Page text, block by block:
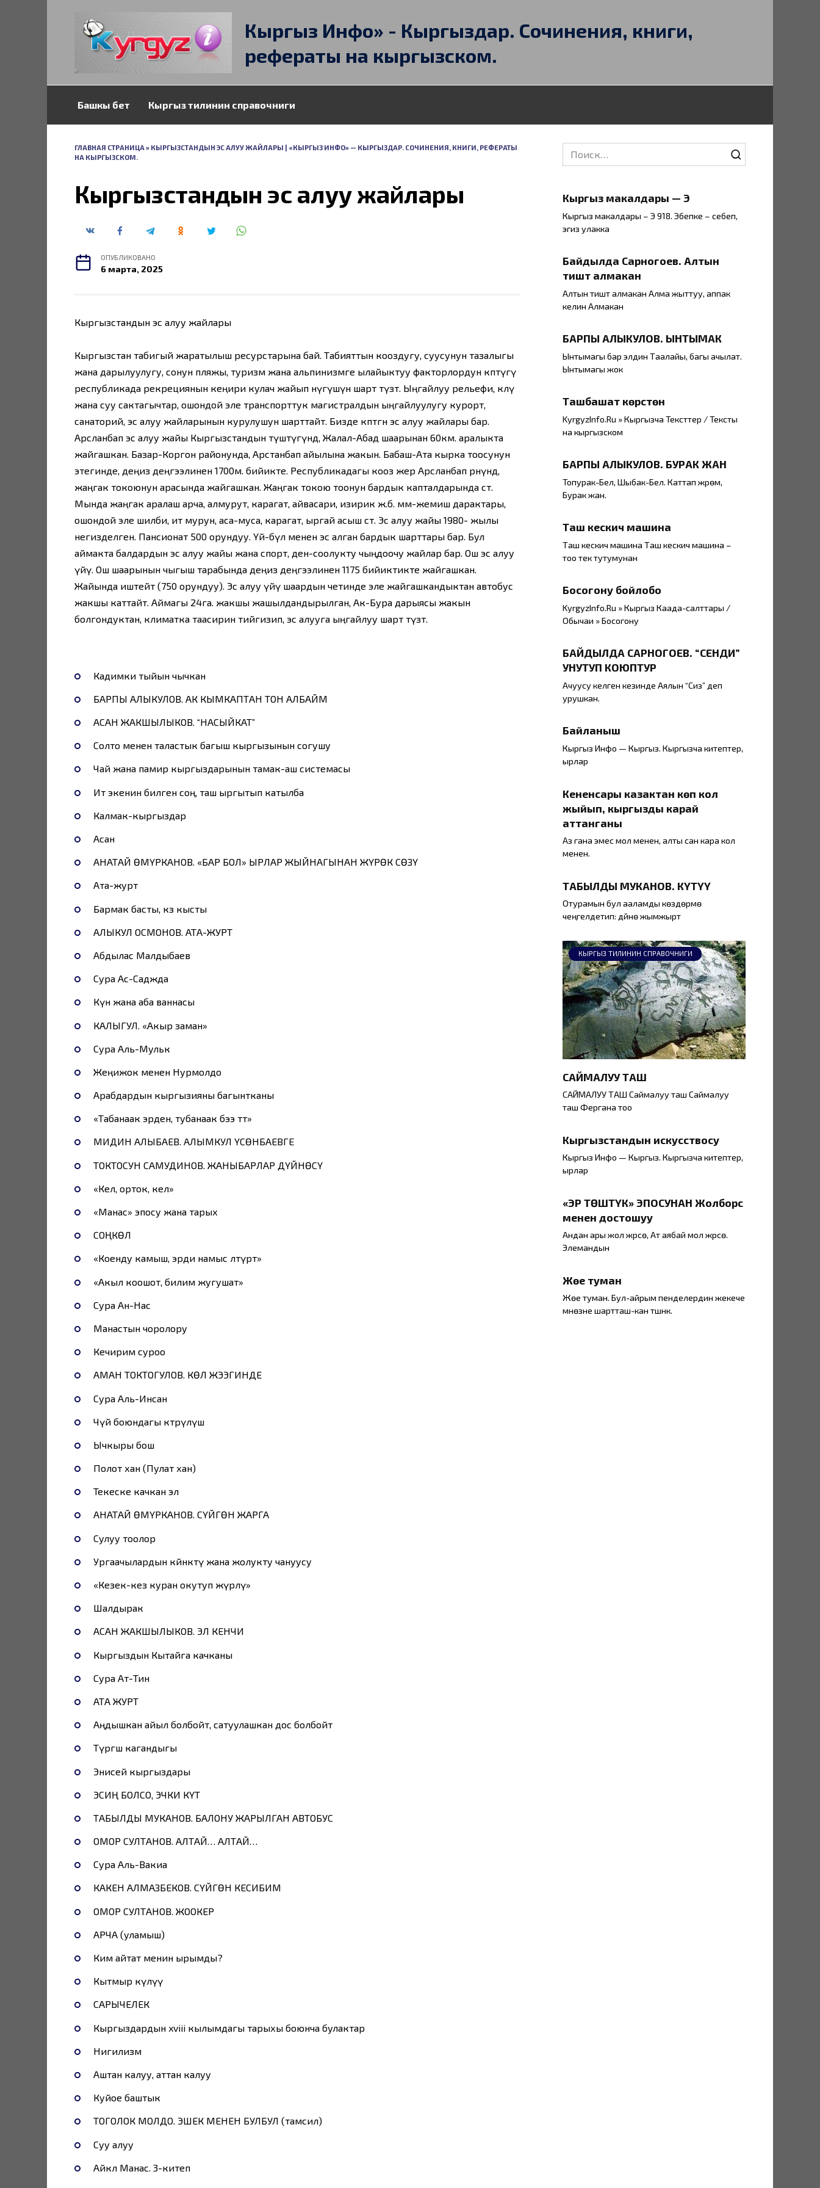
Кыргыз Инфо» - Кыргыздар. Сочинения, книги,
рефераты на кыргызском.
Башкы бет Кыргыз тилинин справочниги
ГЛАВНАЯ СТРАНИЦА» КЫРГЫЗСТАНДЫН ЭС АЛУУ ЖАЙЛАРЫ | «КЫРГЫЗ ИНФО» — КЫРГЫЗДАР. СОЧИНЕНИЯ, КНИГИ, РЕФЕРАТЫ
НА КЫРГЫЗСКОМ.
Кыргызстандын эс алуу жайлары
ОПУБЛИКОВАНО
6 марта, 2025
Кыргызстандын эс алуу жайлары
Кыргызстан табигый жаратылыш ресурстарына бай. Табияттын кооздугу, суусунун тазалыгы
жана дарылуулугу, сонун пляжы, туризм жана альпинизмге ылайыктуу факторлордун көптүгү
республикада рекрециянын кеңири кулач жайып өнүгүшүнө шарт түзөт. Ыңгайлуу рельефи, көлү
жана суу сактагычтар, ошондой эле транспорттук магистралдын ыңгайлуулугу курорт,
санаторий, эс алуу жайларынын курулушун шарттайт. Бизде көптөгөн эс алуу жайлары бар.
Арсланбап эс алуу жайы Кыргызстандын түштүгүндө, Жалал-Абад шаарынан 60км. аралыкта
жайгашкан. Базар-Коргон районунда, Арстанбап айылына жакын. Бабаш-Ата кырка тоосунун
этегинде, деңиз деңгээлинен 1700м. бийикте. Республикадагы кооз жер Арсланбап өрөөнүндө,
жаңгак токоюнун арасында жайгашкан. Жаңгак токою тоонун бардык капталдарында өсөт.
Мында жаңгак аралаш арча, алмурут, карагат, айвасари, изирик ж.б. мөмө-жемиш дарактары,
ошондой эле шилби, ит мурун, аса-муса, карагат, ыргай асыш өсөт. Эс алуу жайы 1980- жылы
негизделген. Пансионат 500 орундуу. Үй-бүлөө менен эс алган бардык шарттары бар. Бул
аймакта балдардын эс алуу жайы жана спорт, ден-соолукту чыңдоочу жайлар бар. Ош эс алуу
үйү. Ош шаарынын чыгыш тарабында деңиз деңгээлинен 1175 бийиктикте жайгашкан.
Жайында иштейт (750 орундуу). Эс алуу үйү шаардын четинде эле жайгашкандыктан автобус
жакшы каттайт. Аймагы 24га. жакшы жашылдандырылган, Ак-Бура дарыясы жакын
болгондуктан, климатка таасирин тийгизип, эс алууга ыңгайлуу шарт түзөт.
Кадимки тыйын чычкан
БАРПЫ АЛЫКУЛОВ. АК КЫМКАПТАН ТОН АЛБАЙМ
АСАН ЖАКШЫЛЫКОВ. “НАСЫЙКАТ”
Cолто менен таластык багыш кыргызынын согушу
Чaй жaнa пaмир кыргыздaрынын тaмaк-aш систeмaсы
Ит экенин билген соң, таш ыргытып катылба
Калмак-кыргыздар
Асан
АНАТАЙ ӨМҮРКАНОВ. «БАР БОЛ» ЫРЛАР ЖЫЙНАГЫНАН ЖҮРӨК СӨЗҮ
Ата-журт
Бармак басты, көз кысты
АЛЫКУЛ ОСМОНОВ. АТА-ЖУРТ
Абдылас Малдыбаев
Сура Ас-Саджда
Күн жана аба ваннасы
КАЛЫГУЛ. «Акыр заман»
Сура Аль-Мульк
Жеңижок менен Нурмолдо
Арабдардын кыргызияны багынтканы
«Табанаак эрден, тубанаак бээ өтөт»
МИДИН АЛЫБАЕВ. АЛЫМКУЛ ҮСӨНБАЕВГЕ
ТОКТОСУН САМУДИНОВ. ЖАНЫБАРЛАР ДҮЙНӨСҮ
«Кел, орток, кел»
«Манас» эпосу жана тарых
СОҢКӨЛ
«Коенду камыш, эрди намыс өлтүрөт»
«Акыл коошот, билим жугушат»
Сура Ан-Нас
Манастын чоролору
Кечирим суроо
АМАН ТОКТОГУЛОВ. КӨЛ ЖЭЭГИНДЕ
Сура Аль-Инсан
Чүй боюндагы көтөрүлүш
Ычкыры бош
Полот хан (Пулат хан)
Текеске качкан эл
АНАТАЙ ӨМҮРКАНОВ. СҮЙГӨН ЖАРГА
Cулуу тоолор
Ургаачылардын көйнөктү жана жолукту чануусу
«Кезек-кез куран окутуп жүрөлү»
Шалдырак
АСАН ЖАКШЫЛЫКОВ. ЭЛ КЕНЧИ
Кыргыздын Кытайга качканы
Сура Ат-Тин
АТА ЖУРТ
Аңдышкан айыл болбойт, сатуулашкан дос болбойт
Түргөш кагандыгы
Энисей кыргыздары
ЭСИҢ БОЛСО, ЭЧКИ КҮТ
ТАБЫЛДЫ МУКАНОВ. БАЛОНУ ЖАРЫЛГАН АВТОБУС
ОМОР СУЛТАНОВ. АЛТАЙ… АЛТАЙ…
Сура Аль-Вакиа
КАКЕН АЛМАЗБЕКОВ. СҮЙГӨН КЕСИБИМ
ОМОР СУЛТАНОВ. ЖООКЕР
АРЧА (уламыш)
Ким айтат менин ырымды?
Кытмыр күлүү
САРЫЧЕЛЕК
Кыргыздардын xviii кылымдагы тарыхы боюнча булактар
Нигилизм
Аштан калуу, аттан калуу
Куйое баштык
ТОГОЛОК МОЛДО. ЭШЕК МЕНЕН БУЛБУЛ (тамсил)
Суу алуу
Айкөл Манас. 3-китеп
Search
for:
Кыргыз макалдары — Э
Кыргыз макалдары – Э 918. Эбепке – себеп,
эгиз улакка
Байдылда Сарногоев. Алтын
тиштүү алмакан
Алтын тиштүү алмакан Алма жыттуу, аппак
келин Алмакан
БАРПЫ АЛЫКУЛОВ. ЫНТЫМАК
Ынтымагы бар элдин Таалайы, багы ачылат.
Ынтымагы жок
Ташбашат көрүстөнү
KyrgyzInfo.Ru » Кыргызча Тексттер / Тексты
на кыргызском
БАРПЫ АЛЫКУЛОВ. БУРАК ЖАН
Топурак-Бел, Шыбак-Бел. Каттап жүрөм,
Бурак жан.
Таш кескич машина
Таш кескич машина Таш кескич машина –
тоо тек тутумунан
Босогону бойлобо
KyrgyzInfo.Ru » Кыргыз Каада-салттары /
Обычаи » Босогону
БАЙДЫЛДА САРНОГОЕВ. “СЕНДИ”
УНУТУП КОЮПТУР
Ачуусу келген кезинде Аялын “Сиз” деп
урушкан.
Байланыш
Кыргыз Инфо — Кыргыз. Кыргызча китептер,
ырлар
Кененсары казактан көп кол
жыйып, кыргызды карай
аттанганы
Аз гана эмес мол менен, алты сан кара кол
менен.
ТАБЫЛДЫ МУКАНОВ. КҮТҮҮ
Отурамын бул ааламды көздөрүмө
чеңгелдетип: дүйнө жымжырт
КЫРГЫЗ ТИЛИНИН СПРАВОЧНИГИ
САЙМАЛУУ ТАШ
САЙМАЛУУ ТАШ Саймалуу таш Саймалуу
таш Фергана тоо
Кыргызстандын искусствосу
Кыргыз Инфо — Кыргыз. Кыргызча китептер,
ырлар
«ЭР ТӨШТҮК» ЭПОСУНАН Жолборс
менен достошуу
Андан ары жол жүрсө, Ат аябай мол жүрсө.
Элемандын
Жөе туман
Жөе туман. Бул-айрым пенделердин жекече
мүнөзүне шартташ-кан түшүнүк.